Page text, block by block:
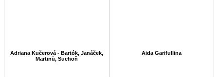
Adriana Kučerová - Bartók, Janáček,
Martinů, Suchoň
Aida Garifullina